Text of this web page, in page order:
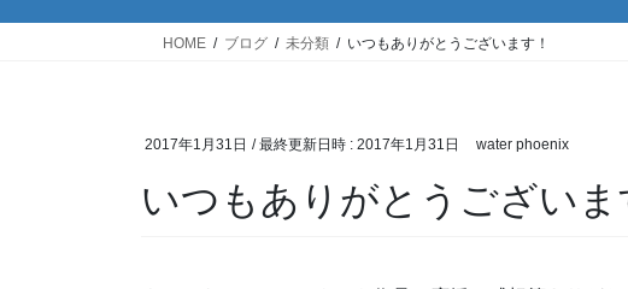
HOME ブログ 未分類 いつもありがとうございます！
2017年1月31日 / 最終更新日時 : 2017年1月31日 water phoenix
いつもありがとうございま